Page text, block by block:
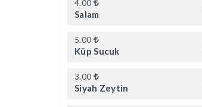
4.00
Salam
5.00
Küp Sucuk
3.00
Siyah Zeytin